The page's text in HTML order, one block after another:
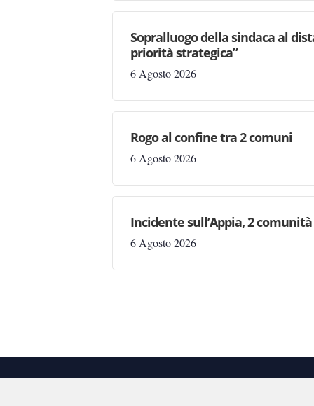
Sopralluogo della sindaca al
priorità strategica”
6 Agosto 2026
Rogo al confine tra 2 comuni
6 Agosto 2026
Incidente sull’Appia, 2
6 Agosto 2026